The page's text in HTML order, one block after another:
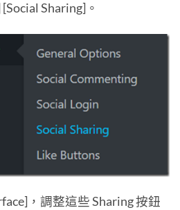
Sharing]。
，調整這些 Sharing 按鈕